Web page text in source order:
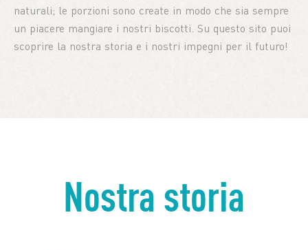
naturali; le porzioni sono create in modo che sia sempre
un piacere mangiare i nostri biscotti. Su questo sito puoi
scoprire la nostra storia e i nostri impegni per il futuro!
Nostra storia